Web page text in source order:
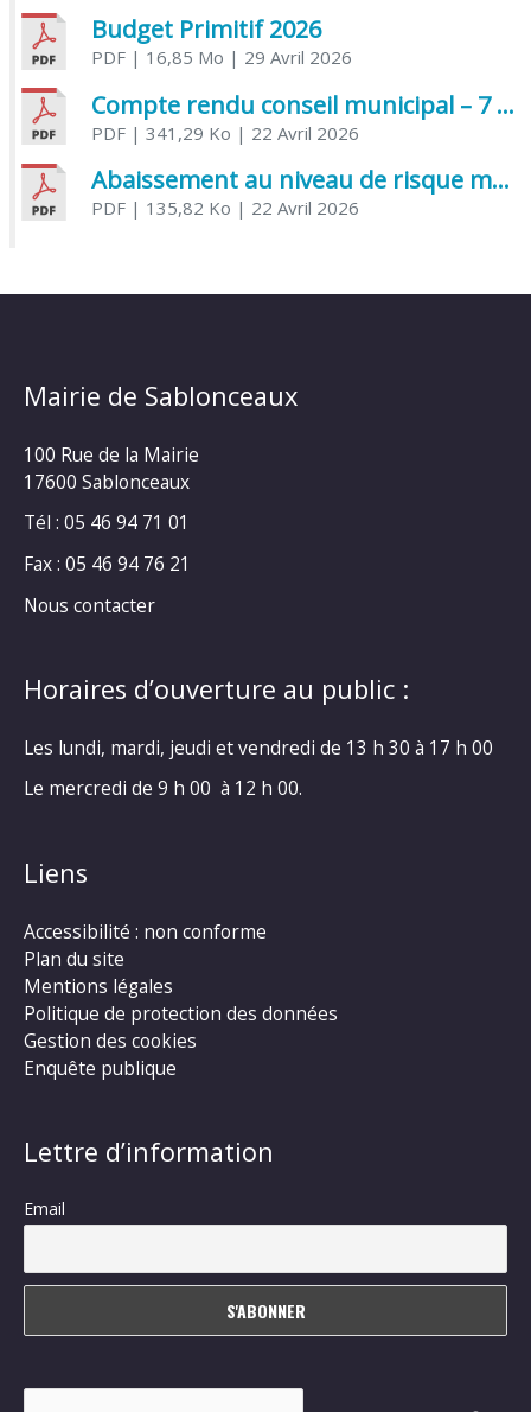
Budget Primitif 2026
PDF| 16,85 Mo | 29 Avril 2026
Compte rendu conseil municipal – 7 avril 2026
PDF| 341,29 Ko | 22 Avril 2026
Abaissement au niveau de risque modéré de l’Influenza aviaire
PDF| 135,82 Ko | 22 Avril 2026
Mairie de Sablonceaux
100 Rue de la Mairie
17600 Sablonceaux
Tél : 05 46 94 71 01
Fax : 05 46 94 76 21
Nous contacter
Horaires d’ouverture au public :
Les lundi, mardi, jeudi et vendredi de 13 h 30 à 17 h 00
Le mercredi de 9 h 00 à 12 h 00.
Liens
Accessibilité : non conforme
Plan du site
Mentions légales
Politique de protection des données
Gestion des cookies
Enquête publique
Lettre d’information
Email